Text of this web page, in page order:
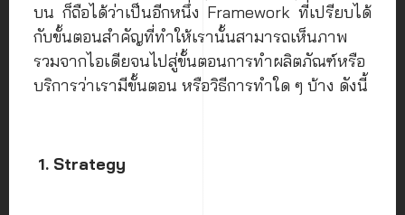
บน ก็ถือได้ว่าเป็นอีกหนึ่ง Framework ที่เปรียบได้
กับขั้นตอนสำคัญที่ทำให้เรานั้นสามารถเห็นภาพ
รวมจากไอเดียจนไปสู่ขั้นตอนการทำผลิตภัณฑ์หรือ
บริการว่าเรามีขั้นตอน หรือวิธีการทำใด ๆ บ้าง ดังนี้
1. Strategy